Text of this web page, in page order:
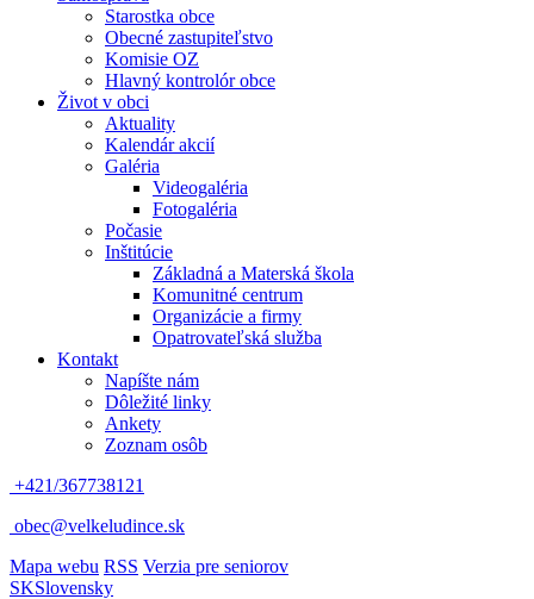
Starostka obce
Obecné zastupiteľstvo
Komisie OZ
Hlavný kontrolór obce
Život v obci
Aktuality
Kalendár akcií
Galéria
Videogaléria
Fotogaléria
Počasie
Inštitúcie
Základná a Materská škola
Komunitné centrum
Organizácie a firmy
Opatrovateľská služba
Kontakt
Napíšte nám
Dôležité linky
Ankety
Zoznam osôb
+421/367738121
obec@velkeludince.sk
Mapa webu RSS Verzia pre seniorov
SKSlovensky